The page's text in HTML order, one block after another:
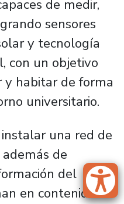
de medir,
sensores
y tecnología
con un objetivo
y habitar de forma
universitario.
una red de
de
del
en contenido